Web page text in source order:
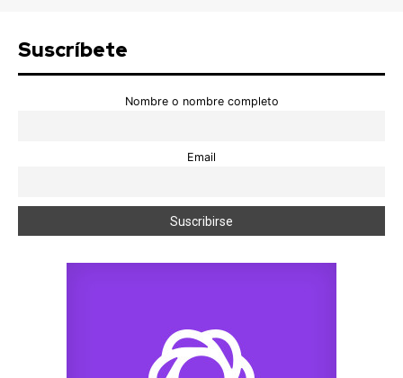
Suscríbete
Nombre o nombre completo
Email